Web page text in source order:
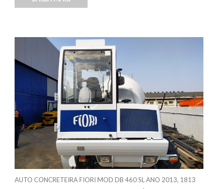
AUTO CONCRETEIRA FIORI MOD DB 460 SL ANO 2013, 1813